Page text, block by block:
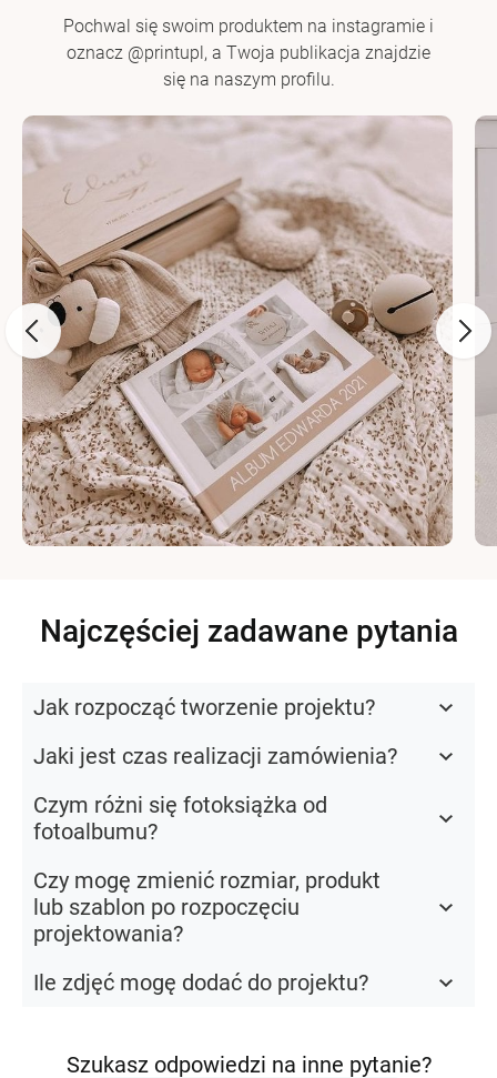
Pochwal się swoim produktem na instagramie i
oznacz @printupl, a Twoja publikacja znajdzie
się na naszym profilu.
Najczęściej zadawane pytania
Jak rozpocząć tworzenie projektu?
Jaki jest czas realizacji zamówienia?
Czym różni się fotoksiążka od
fotoalbumu?
Czy mogę zmienić rozmiar, produkt
lub szablon po rozpoczęciu
projektowania?
Ile zdjęć mogę dodać do projektu?
Szukasz odpowiedzi na inne pytanie?